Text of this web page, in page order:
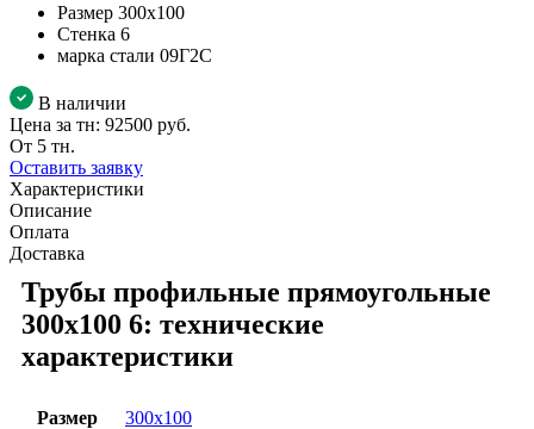
Размер 300х100
Стенка 6
марка стали 09Г2С
В наличии
Цена за тн: 92500 руб.
От 5 тн.
Оставить заявку
Характеристики
Описание
Оплата
Доставка
Трубы профильные прямоугольные
300х100 6: технические
характеристики
Размер 300х100